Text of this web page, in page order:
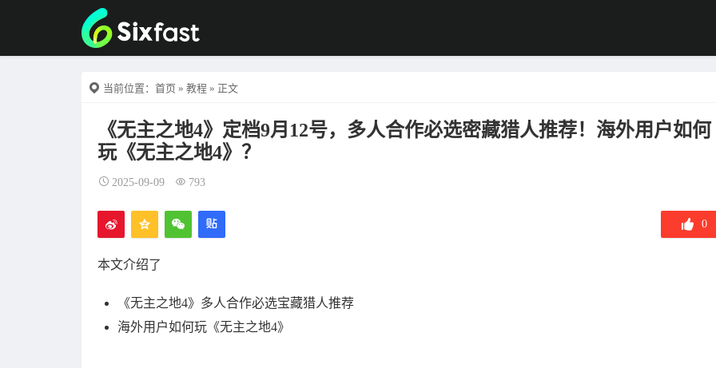
当前位置： 首页 » 教程 » 正文
《无主之地4》定档9月12号，多人合作必选密藏猎人推荐！海外用户如何
玩《无主之地4》？
2025-09-09 793
0
本文介绍了
《无主之地4》多人合作必选宝藏猎人推荐
海外用户如何玩《无主之地4》